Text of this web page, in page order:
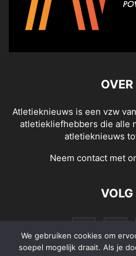
Atletieknieuws is een vzw
atletiekliefhebbers die alle
atletieknieuws
Neem contact met
We gebruiken cookies om
soepel mogelijk draait. Als je